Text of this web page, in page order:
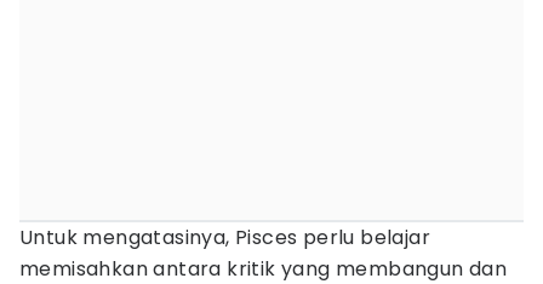
Untuk mengatasinya, Pisces perlu belajar
memisahkan antara kritik yang membangun dan